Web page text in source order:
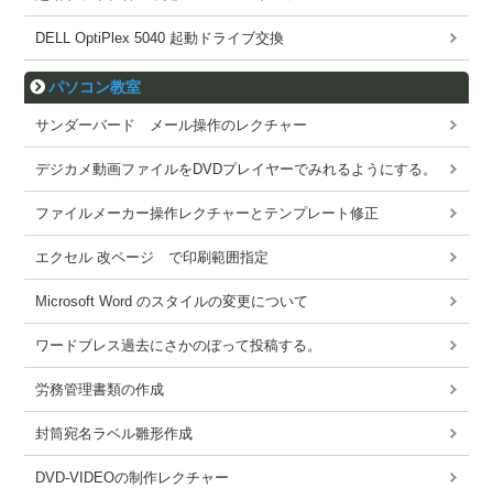
DELL OptiPlex 5040 起動ドライブ交換
パソコン教室
サンダーバード メール操作のレクチャー
デジカメ動画ファイルをDVDプレイヤーでみれるようにする。
ファイルメーカー操作レクチャーとテンプレート修正
エクセル 改ページ で印刷範囲指定
Microsoft Word のスタイルの変更について
ワードブレス過去にさかのぼって投稿する。
労務管理書類の作成
封筒宛名ラベル雛形作成
DVD-VIDEOの制作レクチャー